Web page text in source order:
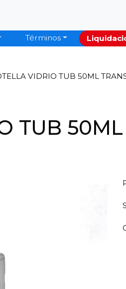
Términos
VIDRIO TUB 50ML
TUB